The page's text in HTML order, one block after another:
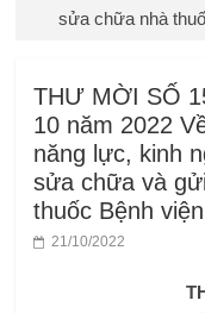
sửa chữa nhà
THƯ MỜI SỐ
10 năm 2022
năng lực, kinh
sửa chữa và
thuốc Bệnh
21/10/2022